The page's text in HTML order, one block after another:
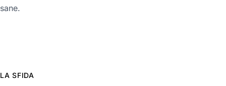
sane.
LA SFIDA